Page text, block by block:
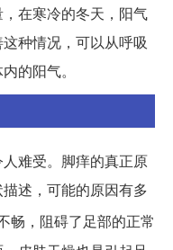
在寒冷的冬天，阳气
种情况，可以从呼吸
的阳气。
难受。脚痒的真正原
述，可能的原因有多
畅，阻碍了足部的正常